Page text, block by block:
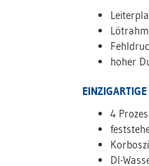
hoher
4
DI-